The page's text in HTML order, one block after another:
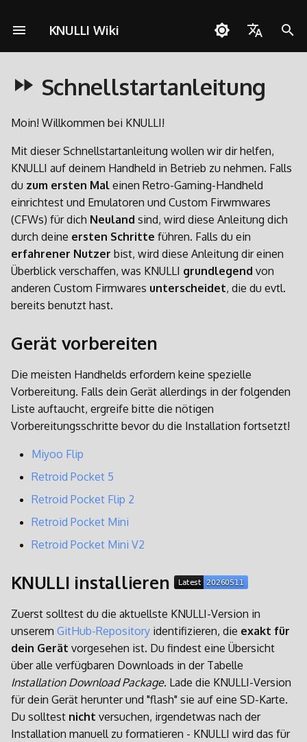
KNULLI Wiki
Español
Türkçe
Português do Brasil
日本語
h
w
r
d
i
n
t
a
l
Fragen zu KNULLI
Problemlösungen
Gerät vorbereiten
KNULLI installieren
Erste Schritte
2. W-LAN einrichten
3. Spiele und BIOSe
hinzufügen
4. PortMaster installieren
scrapen (optional)
6. Retro Achievements
einrichten (optional)
Spielen!!
Speicherort für Spiele
Formatieren
Zweite SD-Karte
Zugriff via USB
Zugriff auf SD-Karte
Netzwerkverbindungen
Quick Resume
Bluetooth
Spielesammlungen
Spiele mit mehreren CDs
RGB LEDs
BatteryPlus
Personalisieren
Themes
Bezel-Dekorationen
Bootlogo
Shaders
Syncthing
Retroarch
Controller
Tastenkombinationen
Cheats
Patches und Overlays
Pico-8
PortMaster
ScummVM
Werkzeuge
OD Commander
Zu Dual-SD-Card-Setup
Umfangreiche Updates
PortMaster und exFAT
Firmware Extraction
A133
KNULLI mit Docker bauen
Unterstützen
Schnellstartanleitung
Moin! Willkommen bei KNULLI!
Mit dieser Schnellstartanleitung wollen wir dir helfen,
KNULLI auf deinem Handheld in Betrieb zu nehmen. Falls
du zum ersten Mal einen Retro-Gaming-Handheld
einrichtest und Emulatoren und Custom Firwmwares
(CFWs) für dich Neuland sind, wird diese Anleitung dich
durch deine ersten Schritte führen. Falls du ein
erfahrener Nutzer bist, wird diese Anleitung dir einen
Überblick verschaffen, was KNULLI grundlegend von
anderen Custom Firmwares unterscheidet, die du evtl.
bereits benutzt hast.
Gerät vorbereiten
Die meisten Handhelds erfordern keine spezielle
Vorbereitung. Falls dein Gerät allerdings in der folgenden
Liste auftaucht, ergreife bitte die nötigen
Vorbereitungsschritte bevor du die Installation fortsetzt!
Miyoo Flip
Retroid Pocket 5
Retroid Pocket Flip 2
Retroid Pocket Mini
Retroid Pocket Mini V2
KNULLI installieren
Zuerst solltest du die aktuellste KNULLI-Version in
unserem GitHub-Repository identifizieren, die exakt für
dein Gerät vorgesehen ist. Du findest eine Übersicht
über alle verfügbaren Downloads in der Tabelle
Installation Download Package. Lade die KNULLI-Version
für dein Gerät herunter und "flash" sie auf eine SD-Karte.
Du solltest nicht versuchen, irgendetwas nach der
Installation manuell zu formatieren - KNULLI wird das für